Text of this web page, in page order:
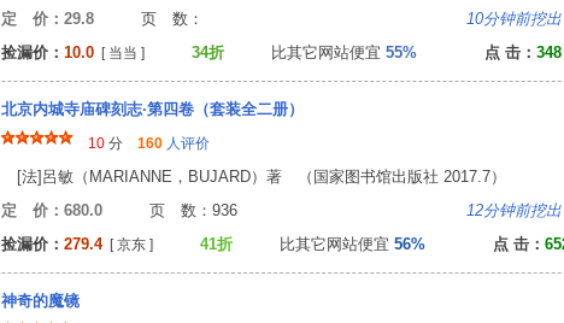
定 价：29.8 页 数： 10分钟前挖出
捡漏价： 10.0 [ 当当 ] 34折 比其它网站便宜 55% 点 击： 348
北京内城寺庙碑刻志·第四卷（套装全二册）
10 分 160 人评价
[法]呂敏（MARIANNE，BUJARD）著 （国家图书馆出版社 2017.7）
定 价：680.0 页 数：936 12分钟前挖出
捡漏价： 279.4[ 京东 ] 41折 比其它网站便宜 56% 点 击：
神奇的魔镜